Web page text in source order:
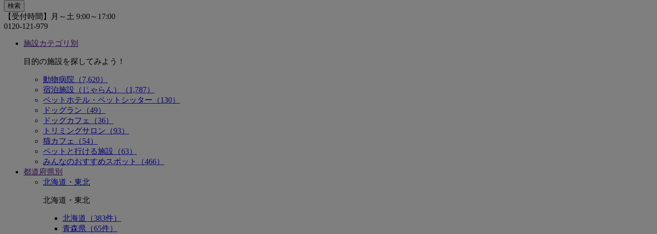
【受付時間】月～土 9:00～17:00
0120-121-979
施設カテゴリ別
目的の施設を探してみよう！
動物病院（7,620）
宿泊施設（じゃらん）（1,787）
ペットホテル・ペットシッター（130）
ドッグラン（49）
ドッグカフェ（36）
トリミングサロン（93）
猫カフェ（54）
ペットと行ける施設（63）
みんなのおすすめスポット（466）
都道府県別
北海道・東北
北海道・東北
北海道（383件）
青森県（65件）